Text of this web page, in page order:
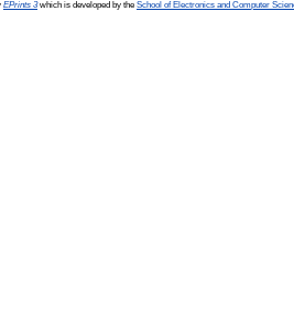
EPrints 3which is developed by the School of Electronics and Computer